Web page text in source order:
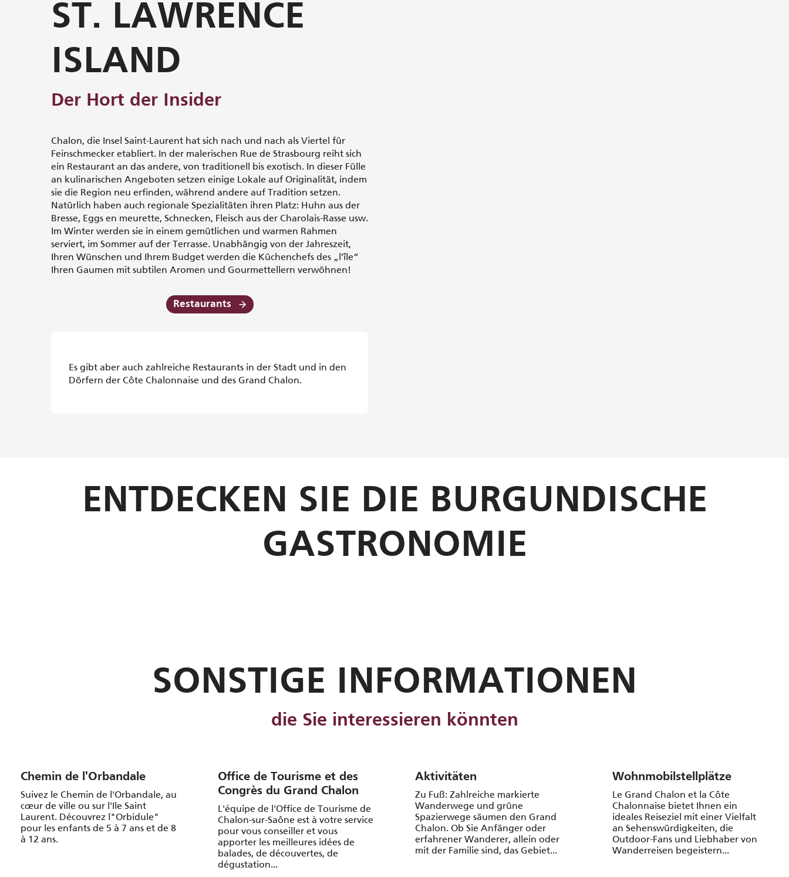
ST. LAWRENCE
ISLAND
Der Hort der Insider
Chalon, die Insel Saint-Laurent hat sich nach und nach als Viertel für
Feinschmecker etabliert. In der malerischen Rue de Strasbourg reiht sich
ein Restaurant an das andere, von traditionell bis exotisch. In dieser Fülle
an kulinarischen Angeboten setzen einige Lokale auf Originalität, indem
sie die Region neu erfinden, während andere auf Tradition setzen.
Natürlich haben auch regionale Spezialitäten ihren Platz: Huhn aus der
Bresse, Eggs en meurette, Schnecken, Fleisch aus der Charolais-Rasse usw.
Im Winter werden sie in einem gemütlichen und warmen Rahmen
serviert, im Sommer auf der Terrasse. Unabhängig von der Jahreszeit,
Ihren Wünschen und Ihrem Budget werden die Küchenchefs des „l’île“
Ihren Gaumen mit subtilen Aromen und Gourmettellern verwöhnen!
Restaurants
Es gibt aber auch zahlreiche Restaurants in der Stadt und in den
Dörfern der Côte Chalonnaise und des Grand Chalon.
ENTDECKEN SIE DIE BURGUNDISCHE
GASTRONOMIE
Die typischen Gerichte aus Burgund
Burgund lässt sich am besten genießen … hier, in der Côte Chalonnaise Das
Im Herzen des Grand Chalon erhält das touristische Erlebnis eine einzigartige
Dimension, indem es die kurzen Wege und den Reichtum der lokalen
SONSTIGE INFORMATIONEN
die Sie interessieren könnten
Chemin de l'Orbandale
Suivez le Chemin de l'Orbandale, au
cœur de ville ou sur l'Ile Saint
Laurent. Découvrez l"Orbidule"
pour les enfants de 5 à 7 ans et de 8
à 12 ans.
Office de Tourisme et des
Congrès du Grand Chalon
L'équipe de l'Office de Tourisme de
Chalon-sur-Saône est à votre service
pour vous conseiller et vous
apporter les meilleures idées de
balades, de découvertes, de
dégustation...
Aktivitäten
Zu Fuß: Zahlreiche markierte
Wanderwege und grüne
Spazierwege säumen den Grand
Chalon. Ob Sie Anfänger oder
erfahrener Wanderer, allein oder
mit der Familie sind, das Gebiet...
Wohnmobilstellplätze
Le Grand Chalon et la Côte
Chalonnaise bietet Ihnen ein
ideales Reiseziel mit einer Vielfalt
an Sehenswürdigkeiten, die
Outdoor-Fans und Liebhaber von
Wanderreisen begeistern...